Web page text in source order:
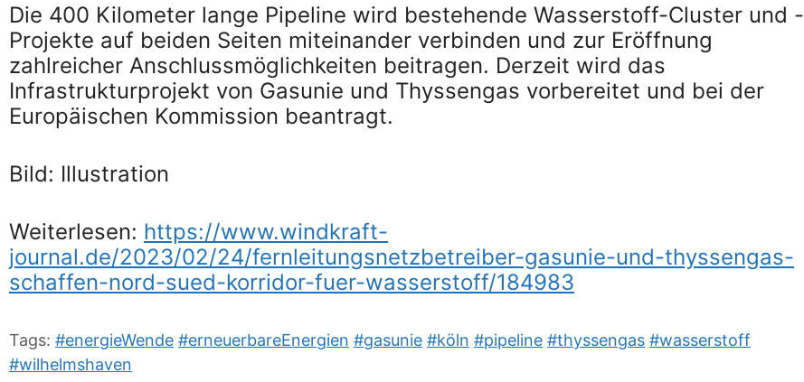
Die 400 Kilometer lange Pipeline wird bestehende Wasserstoff-Cluster und -
Projekte auf beiden Seiten miteinander verbinden und zur Eröffnung
zahlreicher Anschlussmöglichkeiten beitragen. Derzeit wird das
Infrastrukturprojekt von Gasunie und Thyssengas vorbereitet und bei der
Europäischen Kommission beantragt.
Bild: Illustration
Weiterlesen: https://www.windkraft-
journal.de/2023/02/24/fernleitungsnetzbetreiber-gasunie-und-thyssengas-
schaffen-nord-sued-korridor-fuer-wasserstoff/184983
Tags: #energieWende #erneuerbareEnergien #gasunie #köln #pipeline #thyssengas #wasserstoff
#wilhelmshaven